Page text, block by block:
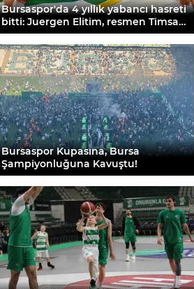
Bursaspor'da 4 yıllık yabancı hasreti
bitti: Juergen Elitim, resmen Timsah
oldu
Bursaspor Kupasına, Bursa
Şampiyonluğuna Kavuştu!